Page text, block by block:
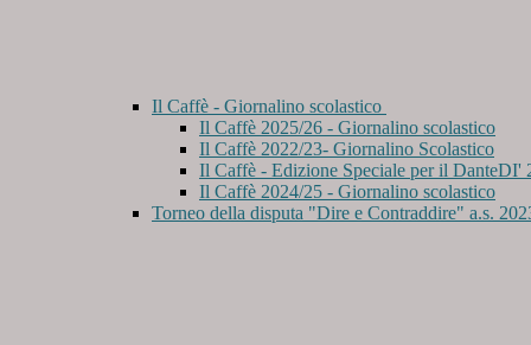
Il Caffè - Giornalino scolastico
Il Caffè 2025/26 - Giornalino scolastico
Il Caffè 2022/23- Giornalino Scolastico
Il Caffè - Edizione Speciale per il DanteDI'
Il Caffè 2024/25 - Giornalino scolastico
Torneo della disputa "Dire e Contraddire" a.s.